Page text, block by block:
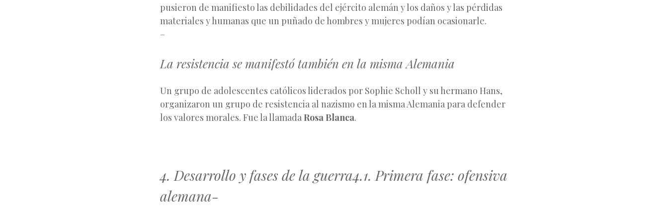
pusieron de manifiesto las debilidades del ejército alemán y los daños y las pérdidas
materiales y humanas que un puñado de hombres y mujeres podían ocasionarle.
–
La resistencia se manifestó también en la misma Alemania
Un grupo de adolescentes católicos liderados por Sophie Scholl y su hermano Hans,
organizaron un grupo de resistencia al nazismo en la misma Alemania para defender
los valores morales. Fue la llamada Rosa Blanca.
4. Desarrollo y fases de la guerra4.1. Primera fase: ofensiva
alemana-